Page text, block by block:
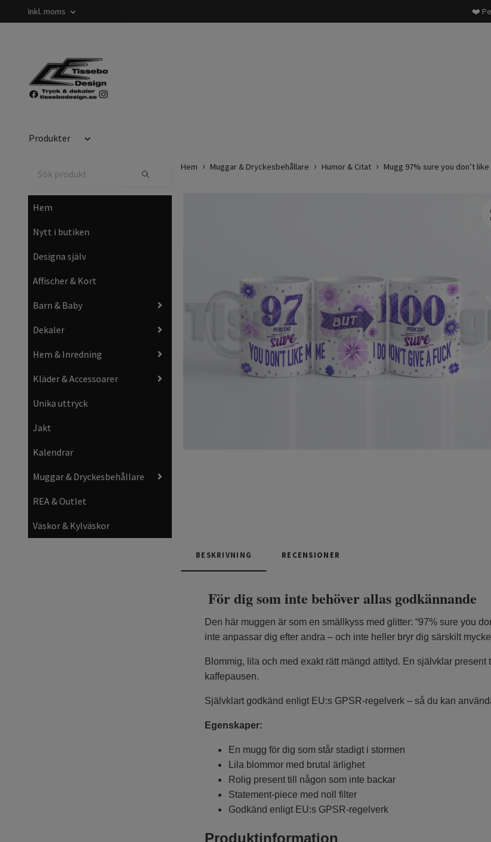
Inkl. moms ❤️
Produkter
Hem
Nytt i butiken
Designa själv
Affischer & Kort
Barn & Baby
Dekaler
Hem & Inredning
Kläder & Accessoarer
Unika uttryck
Jakt
Kalendrar
Muggar & Dryckesbehållare
REA & Outlet
Väskor & Kylväskor
Hem Muggar & Dryckesbehållare Humor & Citat Mugg 97% sure you don’t
BESKRIVNING RECENSIONER
För dig som inte behöver allas godkännande
Den här muggen är som en smällkyss med glitter: “97% sure you
inte anpassar dig efter andra – och inte heller bryr dig särskilt
Blommig, lila och med exakt rätt mängd attityd. En självklar
kaffepausen.
Självklart godkänd enligt EU:s GPSR-regelverk – så du kan
Egenskaper:
En mugg för dig som står stadigt i stormen
Lila blommor med brutal ärlighet
Rolig present till någon som inte backar
Statement-piece med noll filter
Godkänd enligt EU:s GPSR-regelverk
Produktinformation